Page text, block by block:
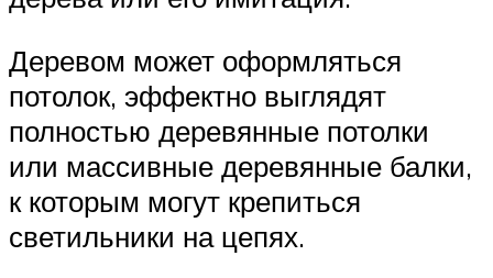
Деревом может оформляться
потолок, эффектно выглядят
полностью деревянные потолки
или массивные деревянные балки,
к которым могут крепиться
светильники на цепях.